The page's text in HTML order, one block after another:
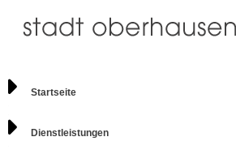
Startseite
Dienstleistungen